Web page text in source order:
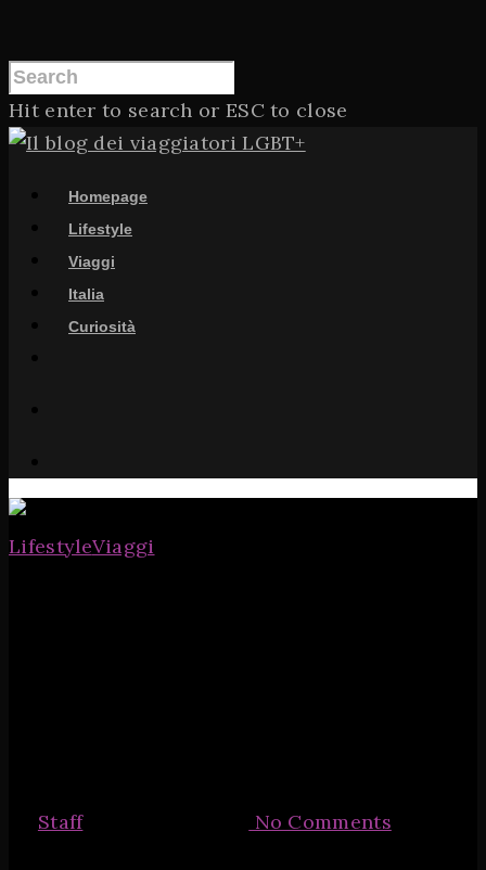
Hit enter to search or ESC to close
Homepage
Lifestyle
Viaggi
Italia
Curiosità
LifestyleViaggi
Staff1 Settembre 2020 No Comments